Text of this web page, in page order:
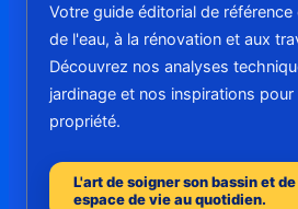
Votre guide éditorial de référence
de l'eau, à la rénovation et aux
Découvrez nos analyses
jardinage et nos inspirations
propriété.
L'art de soigner son bassin et
espace de vie au quotidien.